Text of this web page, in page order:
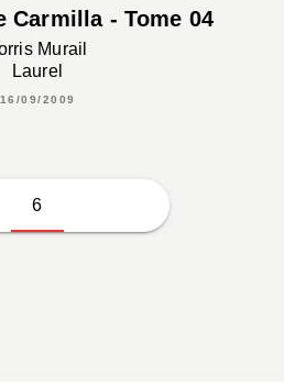
Carmilla - Tome 04
Murail
Laurel
16/09/2009
6